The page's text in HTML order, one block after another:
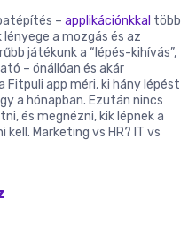
– applikációnkkal több
a mozgás és az
játékunk a “lépés-kihívás”,
– önállóan és akár
Fitpuli app méri, ki hány lépést
a hónapban. Ezután nincs
és megnézni, kik lépnek a
Marketing vs HR? IT vs